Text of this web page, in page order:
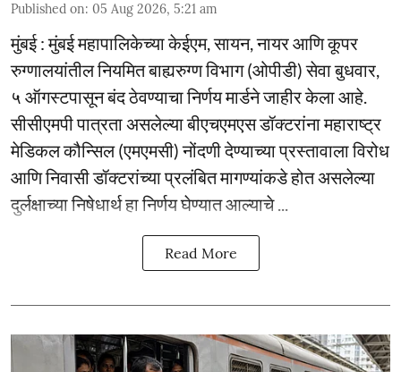
Published on: 05 Aug 2026, 5:21 am
मुंबई : मुंबई महापालिकेच्या केईएम, सायन, नायर आणि कूपर
रुग्णालयांतील नियमित बाह्यरुग्ण विभाग (ओपीडी) सेवा बुधवार,
५ ऑगस्टपासून बंद ठेवण्याचा निर्णय मार्डने जाहीर केला आहे.
सीसीएमपी पात्रता असलेल्या बीएचएमएस डॉक्टरांना महाराष्ट्र
मेडिकल कौन्सिल (एमएमसी) नोंदणी देण्याच्या प्रस्तावाला विरोध
आणि निवासी डॉक्टरांच्या प्रलंबित मागण्यांकडे होत असलेल्या
दुर्लक्षाच्या निषेधार्थ हा निर्णय घेण्यात आल्याचे ...
Read More